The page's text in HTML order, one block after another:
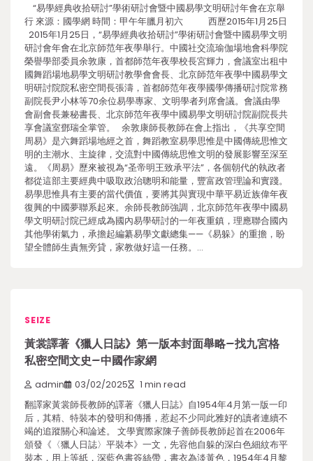
“易學經典收拾研討”學術研討會暨中國易學文明研討年會在京舉
行 來源：國學網 時間：甲午年臘月初六 西歷2015年1月25日
2015年1月25日，“易學經典收拾研討”學術研討會暨中國易學文明
研討會年會在北京師范年夜學舉行。中國社交流瑜伽場地會科學院
榮譽學部委員余敦康，首都師范年夜學校長宮輝力，會議室出租中
國舞蹈場地易學文明研討教學會會長、北京師范年夜學中國易學文
明研討院院私密空間長張濤，首都師范年夜學國學傳播研討院常務
副院長尹小林等70余位易學專家、文明學者列席會議。會議由學
會副會長兼秘書長、北京師范年夜學中國易學文明研討院副院長共
享會議室鄧瑞全掌管。 余敦康師長教師在會上指出，《共享空間
周易》是六舞蹈場地經之首，舞蹈教室易學思惟是中國傳統思惟文
明的主潮水、主旋律，交流對中國傳統思惟文明的發展影響至深至
遠。《周易》歷來被視為“圣帝明王致承平法”，各個朝代的執政者
都從這部主要經典中吸取政治聰明和能量，豐富政管理論和實踐。
易學思惟具有主要的當代價值，要將其與實現中華平易近族偉年夜
復興的中國夢聯系起來。余師長教師強調，北京師范年夜學中國易
學文明研討院已經成為國內易學研討的一年夜重鎮，理應聯合國內
其他學術氣力，承擔起編纂易學文獻總集——《易躲》的重擔，盼
望全體師生責無旁貸，家教做好這一任務。…
SEIZE
黃裳譯著《獵人日誌》第一版本封面舉略–找九宮格
私密空間文史–中國作家網
admin 03/02/2025 1 min read
翻譯家黃裳師長教師的譯著《獵人日誌》自1954年4月第一版一印
后，其精、特裝本的發明和傳播，惹起不少同此雅好的讀者連續不
竭的追蹤關心和論述。 文學實際家陳子善師長教師起首在2006年
頒發《〈獵人日誌〉平裝本》一文，先容他自躲的深白色細紋布平
裝本，用上等紙，深藍色書簽絲帶，書衣為淡黃色，1954年4月黎